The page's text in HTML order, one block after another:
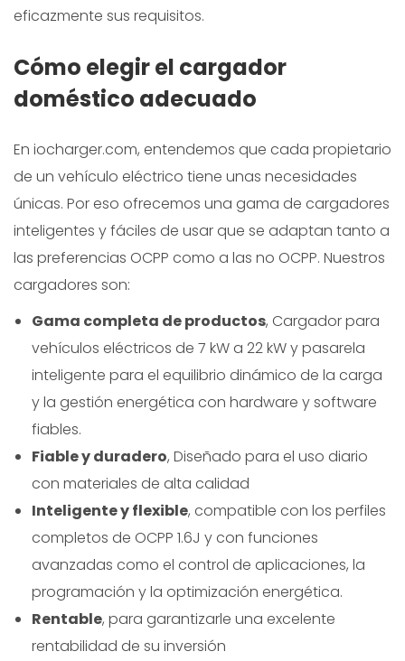
eficazmente sus requisitos.
Cómo elegir el cargador
doméstico adecuado
En iocharger.com, entendemos que cada propietario
de un vehículo eléctrico tiene unas necesidades
únicas. Por eso ofrecemos una gama de cargadores
inteligentes y fáciles de usar que se adaptan tanto a
las preferencias OCPP como a las no OCPP. Nuestros
cargadores son:
Gama completa de productos, Cargador para
vehículos eléctricos de 7 kW a 22 kW y pasarela
inteligente para el equilibrio dinámico de la carga
y la gestión energética con hardware y software
fiables.
Fiable y duradero, Diseñado para el uso diario
con materiales de alta calidad
Inteligente y flexible, compatible con los perfiles
completos de OCPP 1.6J y con funciones
avanzadas como el control de aplicaciones, la
programación y la optimización energética.
Rentable, para garantizarle una excelente
rentabilidad de su inversión